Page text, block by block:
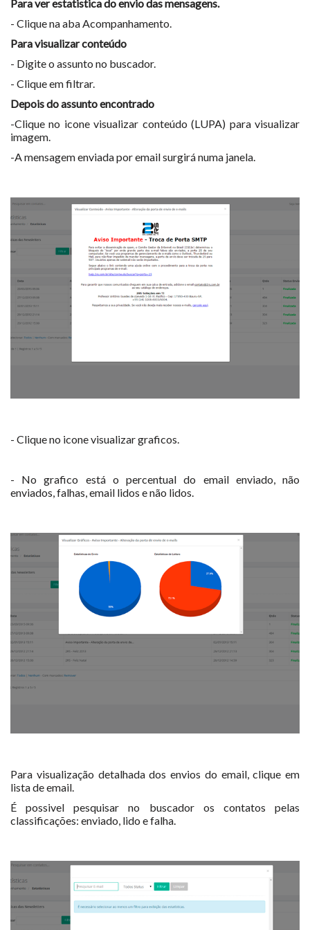
Para ver estatistica do envio das mensagens.
- Clique na aba Acompanhamento.
Para visualizar conteúdo
- Digite o assunto no buscador.
- Clique em filtrar.
Depois do assunto encontrado
-Clique no icone visualizar conteúdo (LUPA) para visualizar
imagem.
-A mensagem enviada por email surgirá numa janela.
- Clique no icone visualizar graficos.
- No grafico está o percentual do email enviado, não
enviados, falhas, email lidos e não lidos.
Para visualização detalhada dos envios do email, clique em
lista de email.
É possivel pesquisar no buscador os contatos pelas
classificações: enviado, lido e falha.